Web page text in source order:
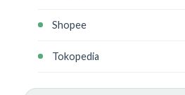
Shopee
Tokopedia